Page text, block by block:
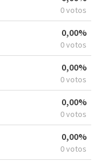
0 votos
0,00%
0 votos
0,00%
0 votos
0,00%
0 votos
0,00%
0 votos